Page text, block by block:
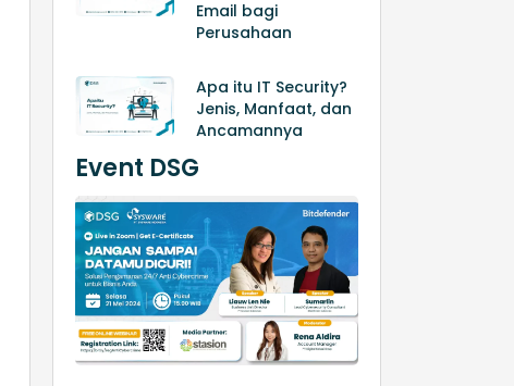
Email bagi
Perusahaan
Apa itu IT Security?
Jenis, Manfaat, dan
Ancamannya
Event DSG